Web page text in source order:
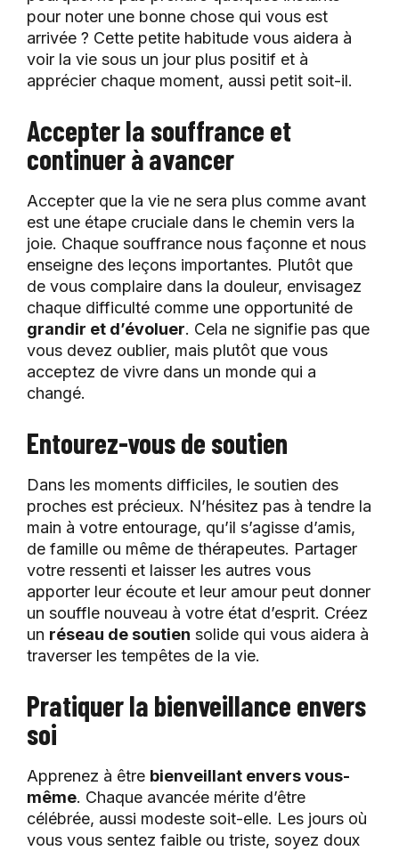
pour noter une bonne chose qui vous est
arrivée ? Cette petite habitude vous aidera à
voir la vie sous un jour plus positif et à
apprécier chaque moment, aussi petit soit-il.
Accepter la souffrance et
continuer à avancer
Accepter que la vie ne sera plus comme avant
est une étape cruciale dans le chemin vers la
joie. Chaque souffrance nous façonne et nous
enseigne des leçons importantes. Plutôt que
de vous complaire dans la douleur, envisagez
chaque difficulté comme une opportunité de
grandir et d’évoluer. Cela ne signifie pas que
vous devez oublier, mais plutôt que vous
acceptez de vivre dans un monde qui a
changé.
Entourez-vous de soutien
Dans les moments difficiles, le soutien des
proches est précieux. N’hésitez pas à tendre la
main à votre entourage, qu’il s’agisse d’amis,
de famille ou même de thérapeutes. Partager
votre ressenti et laisser les autres vous
apporter leur écoute et leur amour peut donner
un souffle nouveau à votre état d’esprit. Créez
un réseau de soutien solide qui vous aidera à
traverser les tempêtes de la vie.
Pratiquer la bienveillance envers
soi
Apprenez à être bienveillant envers vous-
même. Chaque avancée mérite d’être
célébrée, aussi modeste soit-elle. Les jours où
vous vous sentez faible ou triste, soyez doux